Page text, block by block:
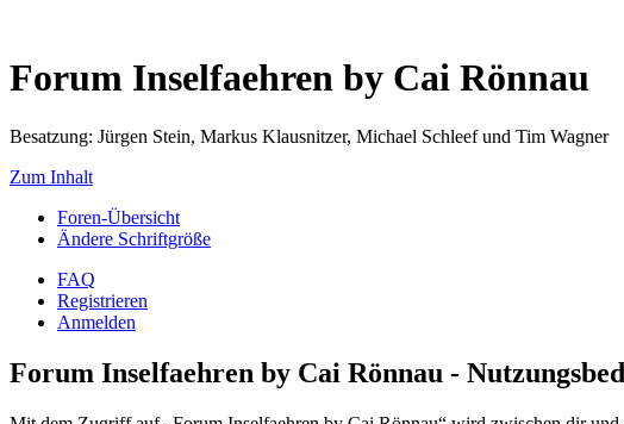
Forum Inselfaehren by Cai Rönnau
Besatzung: Jürgen Stein, Markus Klausnitzer, Michael Schleef und Tim Wagner
Zum Inhalt
Foren-Übersicht
Ändere Schriftgröße
FAQ
Registrieren
Anmelden
Forum Inselfaehren by Cai Rönnau -